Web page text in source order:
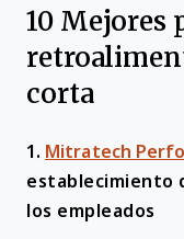
10 Mejores
corta
1. Mitratech
establecimiento
los empleados